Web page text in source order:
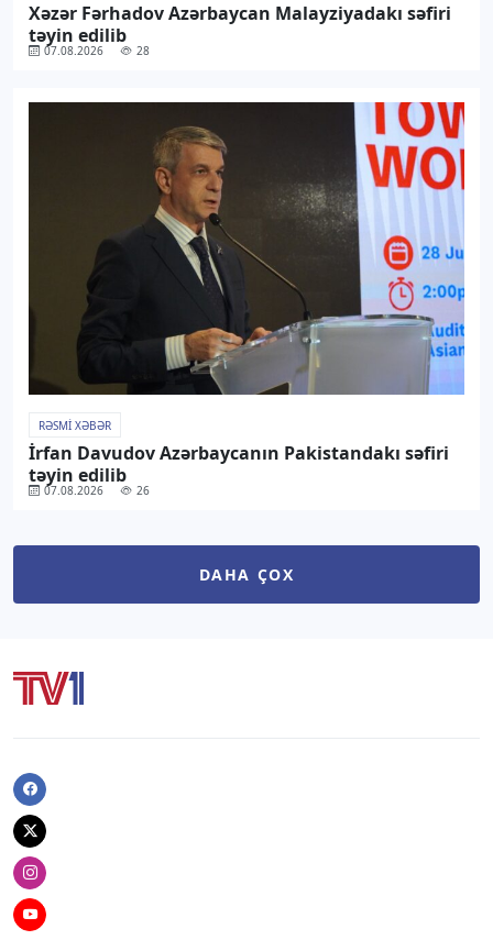
Xəzər Fərhadov Azərbaycan Malayziyadakı səfiri
təyin edilib
07.08.2026 28
RƏSMI XƏBƏR
İrfan Davudov Azərbaycanın Pakistandakı səfiri
təyin edilib
07.08.2026 26
DAHA ÇOX
Facebook
Twitter
Instagram
Youtube